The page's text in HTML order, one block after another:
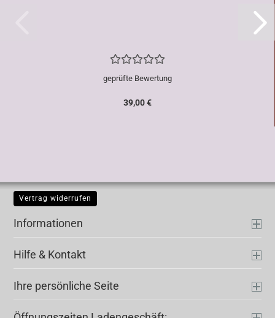
geprüfte Bewertung
39,00 €
Vertrag widerrufen
Informationen
Hilfe & Kontakt
Ihre persönliche Seite